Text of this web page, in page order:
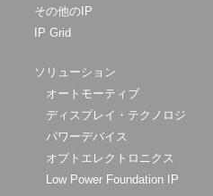
その他のIP
IP Grid
ソリューション
オートモーティブ
ディスプレイ・テクノロジ
パワーデバイス
オプトエレクトロニクス
Low Power Foundation IP